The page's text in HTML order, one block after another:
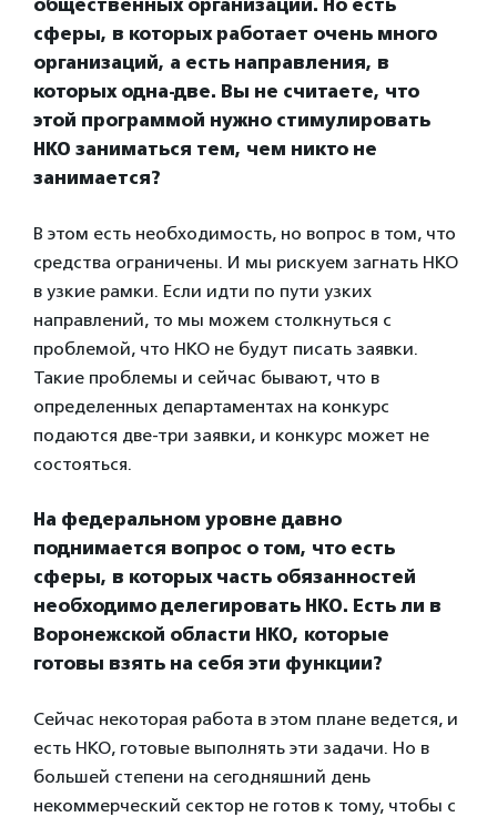
общественных организаций. Но есть
сферы, в которых работает очень много
организаций, а есть направления, в
которых одна-две. Вы не считаете, что
этой программой нужно стимулировать
НКО заниматься тем, чем никто не
занимается?
В этом есть необходимость, но вопрос в том, что
средства ограничены. И мы рискуем загнать НКО
в узкие рамки. Если идти по пути узких
направлений, то мы можем столкнуться с
проблемой, что НКО не будут писать заявки.
Такие проблемы и сейчас бывают, что в
определенных департаментах на конкурс
подаются две-три заявки, и конкурс может не
состояться.
На федеральном уровне давно
поднимается вопрос о том, что есть
сферы, в которых часть обязанностей
необходимо делегировать НКО. Есть ли в
Воронежской области НКО, которые
готовы взять на себя эти функции?
Сейчас некоторая работа в этом плане ведется, и
есть НКО, готовые выполнять эти задачи. Но в
большей степени на сегодняшний день
некоммерческий сектор не готов к тому, чтобы с